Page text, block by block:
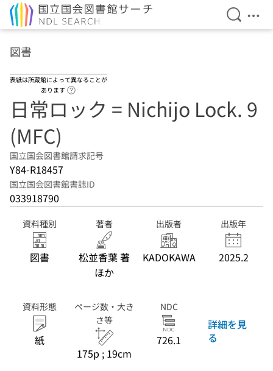
検索を
メ
図書
表紙は所蔵館によって異なることが
あります
日常ロック = Nichijo Lock. 9
(MFC)
国立国会図書館請求記号
Y84-R18457
国立国会図書館書誌ID
033918790
資料種別
図書
著者
松並香葉 著
ほか
出版者
KADOKAWA
出版年
2025.2
資料形態
紙
ページ数・大き
さ等
175p ; 19cm
NDC
726.1
詳細を見
る